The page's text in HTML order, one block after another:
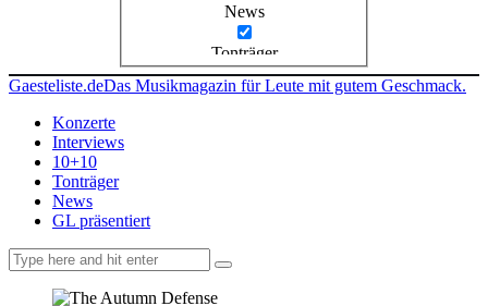
News
Tonträger
Gaesteliste.deDas Musikmagazin für Leute mit gutem Geschmack.
Konzerte
Interviews
10+10
Tonträger
News
GL präsentiert